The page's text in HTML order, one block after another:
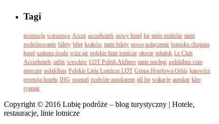
Tagi
promocja warszawa Accor accorhotels nowy hotel lot tanie podróże tanie
podróżowanie bilety bilet kraków tanie bilety nowe połączenie lotnisko chopina
hotel szalona środa wizz air polskie linie lotnicze okecie gdańsk Le Club
Accorhotels orbis wrocław LOT Polish Airlines tanie noclegi polskibus.com
mercure polskibus Polskie Linie Lotnicze LOT Grupa Hotelowa Orbis katowice
recenzja hotelu IHG poznań podróże autokarem pll lot wakacje autokar klm
ryanair
Copyright © 2016 Lubię podróże – blog turystyczny | Hotele,
restauracje, linie lotnicze